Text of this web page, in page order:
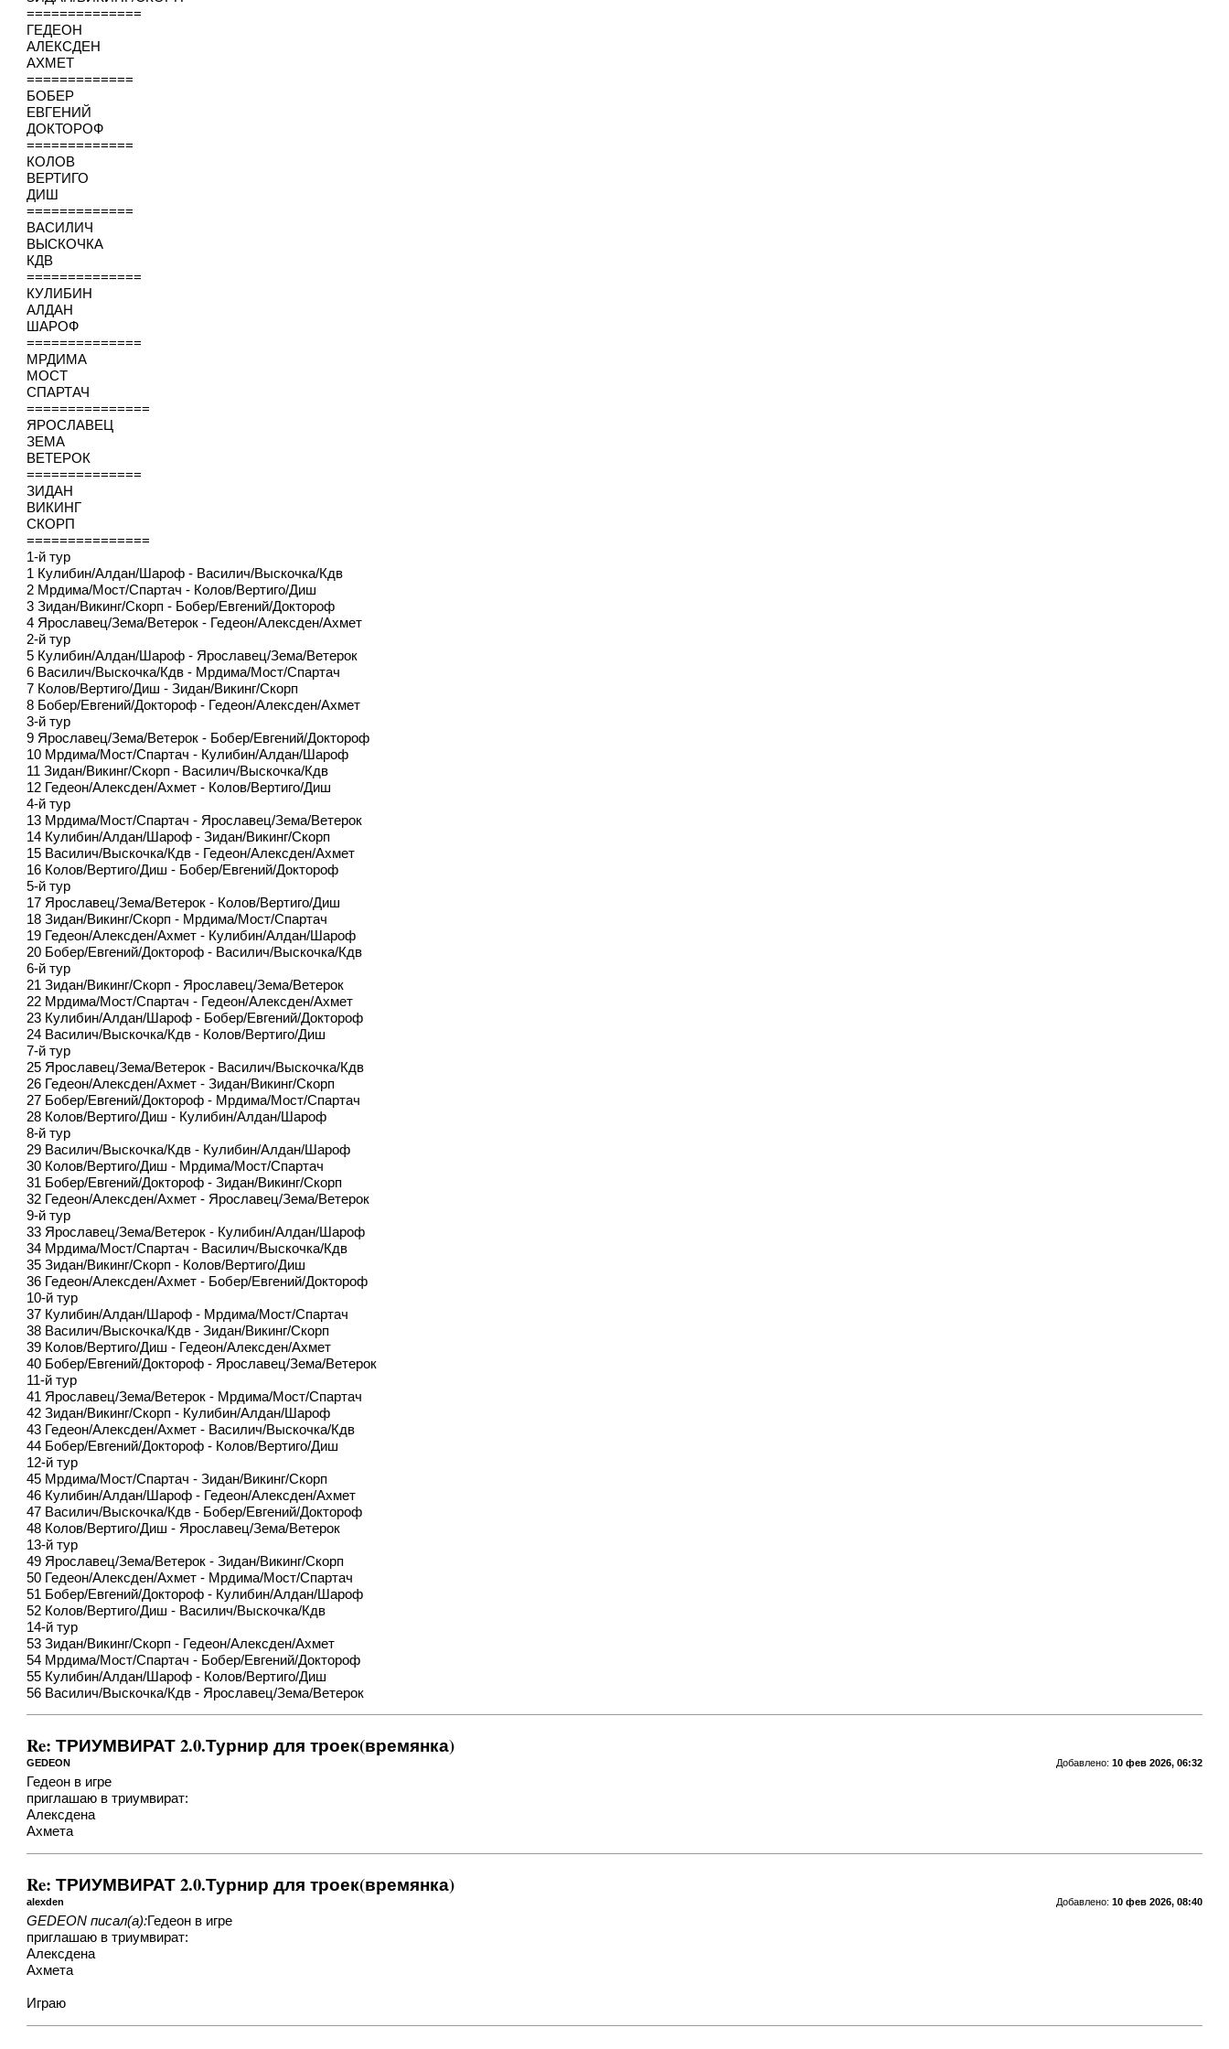
==============
ГЕДЕОН
АЛЕКСДЕН
АХМЕТ
=============
БОБЕР
ЕВГЕНИЙ
ДОКТОРОФ
=============
КОЛОВ
ВЕРТИГО
ДИШ
=============
ВАСИЛИЧ
ВЫСКОЧКА
КДВ
==============
КУЛИБИН
АЛДАН
ШАРОФ
==============
МРДИМА
МОСТ
СПАРТАЧ
===============
ЯРОСЛАВЕЦ
ЗЕМА
ВЕТЕРОК
==============
ЗИДАН
ВИКИНГ
СКОРП
===============
1-й тур
1 Кулибин/Алдан/Шароф - Василич/Выскочка/Кдв
2 Мрдима/Мост/Спартач - Колов/Вертиго/Диш
3 Зидан/Викинг/Скорп - Бобер/Евгений/Доктороф
4 Ярославец/Зема/Ветерок - Гедеон/Алексден/Ахмет
2-й тур
5 Кулибин/Алдан/Шароф - Ярославец/Зема/Ветерок
6 Василич/Выскочка/Кдв - Мрдима/Мост/Спартач
7 Колов/Вертиго/Диш - Зидан/Викинг/Скорп
8 Бобер/Евгений/Доктороф - Гедеон/Алексден/Ахмет
3-й тур
9 Ярославец/Зема/Ветерок - Бобер/Евгений/Доктороф
10 Мрдима/Мост/Спартач - Кулибин/Алдан/Шароф
11 Зидан/Викинг/Скорп - Василич/Выскочка/Кдв
12 Гедеон/Алексден/Ахмет - Колов/Вертиго/Диш
4-й тур
13 Мрдима/Мост/Спартач - Ярославец/Зема/Ветерок
14 Кулибин/Алдан/Шароф - Зидан/Викинг/Скорп
15 Василич/Выскочка/Кдв - Гедеон/Алексден/Ахмет
16 Колов/Вертиго/Диш - Бобер/Евгений/Доктороф
5-й тур
17 Ярославец/Зема/Ветерок - Колов/Вертиго/Диш
18 Зидан/Викинг/Скорп - Мрдима/Мост/Спартач
19 Гедеон/Алексден/Ахмет - Кулибин/Алдан/Шароф
20 Бобер/Евгений/Доктороф - Василич/Выскочка/Кдв
6-й тур
21 Зидан/Викинг/Скорп - Ярославец/Зема/Ветерок
22 Мрдима/Мост/Спартач - Гедеон/Алексден/Ахмет
23 Кулибин/Алдан/Шароф - Бобер/Евгений/Доктороф
24 Василич/Выскочка/Кдв - Колов/Вертиго/Диш
7-й тур
25 Ярославец/Зема/Ветерок - Василич/Выскочка/Кдв
26 Гедеон/Алексден/Ахмет - Зидан/Викинг/Скорп
27 Бобер/Евгений/Доктороф - Мрдима/Мост/Спартач
28 Колов/Вертиго/Диш - Кулибин/Алдан/Шароф
8-й тур
29 Василич/Выскочка/Кдв - Кулибин/Алдан/Шароф
30 Колов/Вертиго/Диш - Мрдима/Мост/Спартач
31 Бобер/Евгений/Доктороф - Зидан/Викинг/Скорп
32 Гедеон/Алексден/Ахмет - Ярославец/Зема/Ветерок
9-й тур
33 Ярославец/Зема/Ветерок - Кулибин/Алдан/Шароф
34 Мрдима/Мост/Спартач - Василич/Выскочка/Кдв
35 Зидан/Викинг/Скорп - Колов/Вертиго/Диш
36 Гедеон/Алексден/Ахмет - Бобер/Евгений/Доктороф
10-й тур
37 Кулибин/Алдан/Шароф - Мрдима/Мост/Спартач
38 Василич/Выскочка/Кдв - Зидан/Викинг/Скорп
39 Колов/Вертиго/Диш - Гедеон/Алексден/Ахмет
40 Бобер/Евгений/Доктороф - Ярославец/Зема/Ветерок
11-й тур
41 Ярославец/Зема/Ветерок - Мрдима/Мост/Спартач
42 Зидан/Викинг/Скорп - Кулибин/Алдан/Шароф
43 Гедеон/Алексден/Ахмет - Василич/Выскочка/Кдв
44 Бобер/Евгений/Доктороф - Колов/Вертиго/Диш
12-й тур
45 Мрдима/Мост/Спартач - Зидан/Викинг/Скорп
46 Кулибин/Алдан/Шароф - Гедеон/Алексден/Ахмет
47 Василич/Выскочка/Кдв - Бобер/Евгений/Доктороф
48 Колов/Вертиго/Диш - Ярославец/Зема/Ветерок
13-й тур
49 Ярославец/Зема/Ветерок - Зидан/Викинг/Скорп
50 Гедеон/Алексден/Ахмет - Мрдима/Мост/Спартач
51 Бобер/Евгений/Доктороф - Кулибин/Алдан/Шароф
52 Колов/Вертиго/Диш - Василич/Выскочка/Кдв
14-й тур
53 Зидан/Викинг/Скорп - Гедеон/Алексден/Ахмет
54 Мрдима/Мост/Спартач - Бобер/Евгений/Доктороф
55 Кулибин/Алдан/Шароф - Колов/Вертиго/Диш
56 Василич/Выскочка/Кдв - Ярославец/Зема/Ветерок
Re: ТРИУМВИРАТ 2.0.Турнир для троек(времянка)
Добавлено: 10 фев 2026, 06:32
GEDEON
Гедеон в игре
приглашаю в триумвират:
Алексдена
Ахмета
Re: ТРИУМВИРАТ 2.0.Турнир для троек(времянка)
Добавлено: 10 фев 2026, 08:40
alexden
GEDEON писал(а):Гедеон в игре
приглашаю в триумвират:
Алексдена
Ахмета
Играю